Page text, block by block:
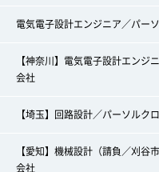
電気電子設計エンジニア／パー
【神奈川】電気電子設計エン
会社
【埼玉】回路設計／パーソルク
【愛知】機械設計（請負／刈
会社